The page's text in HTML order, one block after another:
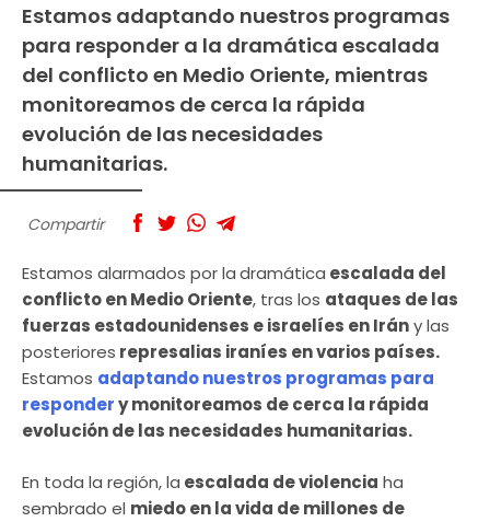
Estamos adaptando nuestros programas
para responder a la dramática escalada
del conflicto en Medio Oriente, mientras
monitoreamos de cerca la rápida
evolución de las necesidades
humanitarias.
Compartir
Estamos alarmados por ladramática escalada del
conflicto en Medio Oriente, tras los ataques de las
fuerzas estadounidenses e israelíes en Irány las
posteriores represalias iraníes en varios países.
Estamos adaptando nuestros programas para
respondery monitoreamos de cerca la rápida
evolución de las necesidades humanitarias.
En toda la región, la escalada de violencia ha
sembrado el miedo en la vida de millones de